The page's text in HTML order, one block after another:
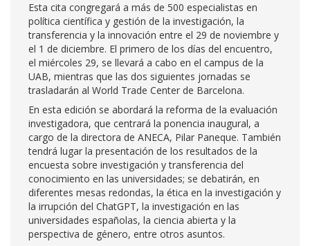
Esta cita congregará a más de 500 especialistas en
política científica y gestión de la investigación, la
transferencia y la innovación entre el 29 de noviembre y
el 1 de diciembre. El primero de los días del encuentro,
el miércoles 29, se llevará a cabo en el campus de la
UAB, mientras que las dos siguientes jornadas se
trasladarán al World Trade Center de Barcelona.
En esta edición se abordará la reforma de la evaluación
investigadora, que centrará la ponencia inaugural, a
cargo de la directora de ANECA, Pilar Paneque. También
tendrá lugar la presentación de los resultados de la
encuesta sobre investigación y transferencia del
conocimiento en las universidades; se debatirán, en
diferentes mesas redondas, la ética en la investigación y
la irrupción del ChatGPT, la investigación en las
universidades españolas, la ciencia abierta y la
perspectiva de género, entre otros asuntos.